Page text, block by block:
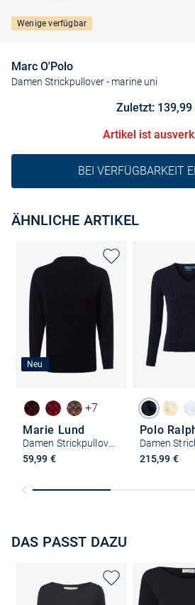
Wenige verfügbar
Marc O'Polo
Damen Strickpullover- marine uni
Zuletzt: 139,99
Artikel ist
BEI VERFÜGBARKEIT
ÄHNLICHE ARTIKEL
Neu
+7
Marie Lund
Damen Strickpullover
59,99 €
215,99 €
DAS PASST DAZU